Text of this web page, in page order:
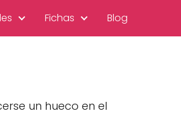
Fichas Blog
un hueco en el